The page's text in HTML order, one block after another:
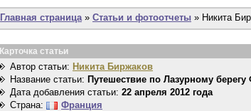
Главная страница» Статьи и фотоотчеты » Никита
Карточка статьи
Автор статьи: Никита Биржаков
Название статьи: Путешествие по Лазурному
Дата добавления статьи: 22 апреля 2012 года
Страна:
Франция